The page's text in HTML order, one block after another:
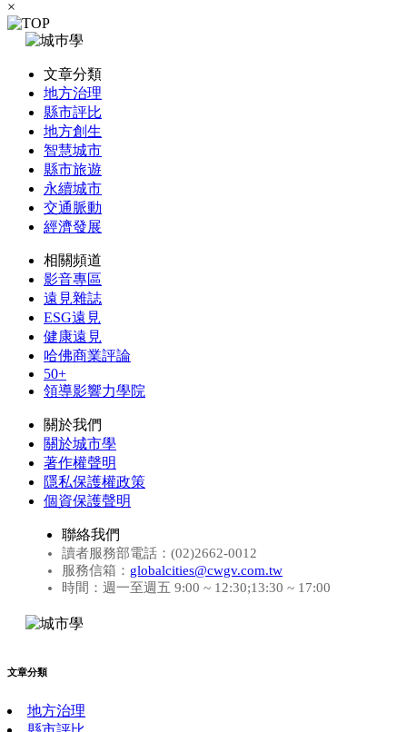
×
文章分類
地方治理
縣市評比
地方創生
智慧城市
縣市旅遊
永續城市
交通脈動
經濟發展
相關頻道
影音專區
遠見雜誌
ESG遠見
健康遠見
哈佛商業評論
50+
領導影響力學院
關於我們
關於城市學
著作權聲明
隱私保護權政策
個資保護聲明
聯絡我們
讀者服務部電話：(02)2662-0012
服務信箱： globalcities@cwgv.com.tw
時間：週一至週五 9:00 ~ 12:30;13:30 ~ 17:00
文章分類
地方治理